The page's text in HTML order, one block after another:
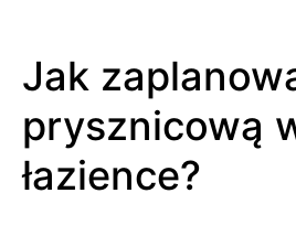
Jak
prysznicową
łazience?